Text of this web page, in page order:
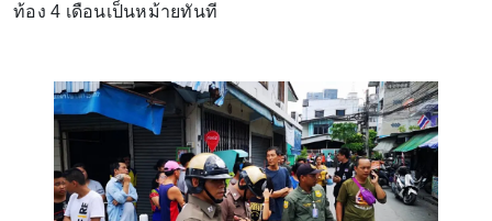
ท้อง 4 เดือนเป็นหม้ายทันที